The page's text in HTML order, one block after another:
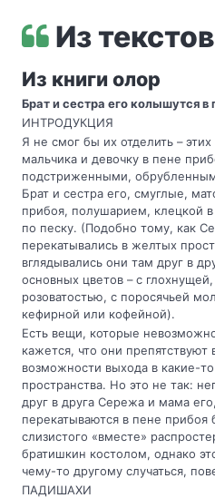
Из текстов
Из книги олор
Брат и сестра его колышутся в
ИНТРОДУКЦИЯ
Я не смог бы их отделить –
мальчика и девочку в пене
подстриженными,
Брат и сестра его, смуглые,
прибоя, полушарием, клецкой
по песку. (Подобно тому, как
перекатывались в желтых
вглядывались они там друг в
основных цветов – с
розоватостью, с поросячьей
кефирной или кофейной).
Есть вещи, которые
кажется, что они
возможности выхода в какие-
пространства. Но это не так:
друг в друга Сережа и мама
перекатываются в пене прибоя
слизистого «вместе»
братишкин костолом, однако
чему-то другому случаться,
ПАДИШАХИ